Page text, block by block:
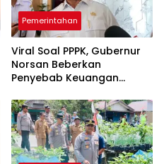
Pemerintahan
Viral Soal PPPK, Gubernur
Norsan Beberkan
Penyebab Keuangan
Usulkan Solusi ke Pusat